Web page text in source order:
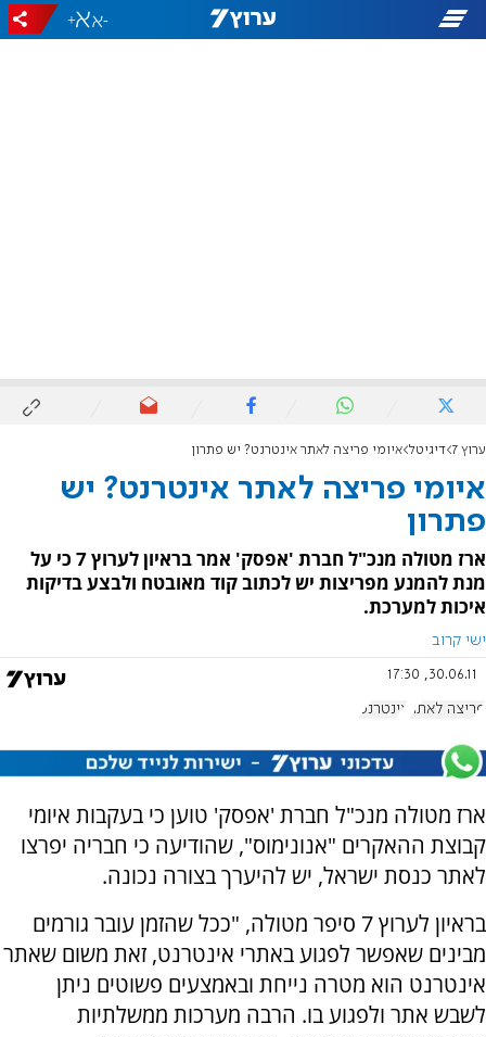
-
+
ערוץ 7 דיגיטל איומי פריצה לאתר אינטרנט? יש פתרון
איומי פריצה לאתר אינטרנט? יש
פתרון
ארז מטולה מנכ"ל חברת 'אפסק' אמר בראיון לערוץ 7 כי על
מנת להמנע מפריצות יש לכתוב קוד מאובטח ולבצע בדיקות
איכות למערכת.
ישי קרוב
30.06.11, 17:30
פריצה לאתר אינטרנט
ארז מטולה מנכ"ל חברת 'אפסק' טוען כי בעקבות איומי
קבוצת ההאקרים "אנונימוס", שהודיעה כי חבריה יפרצו
לאתר כנסת ישראל, יש להיערך בצורה נכונה.
בראיון לערוץ 7 סיפר מטולה, "ככל שהזמן עובר גורמים
מבינים שאפשר לפגוע באתרי אינטרנט, זאת משום שאתר
אינטרנט הוא מטרה נייחת ובאמצעים פשוטים ניתן
לשבש אתר ולפגוע בו. הרבה מערכות ממשלתיות